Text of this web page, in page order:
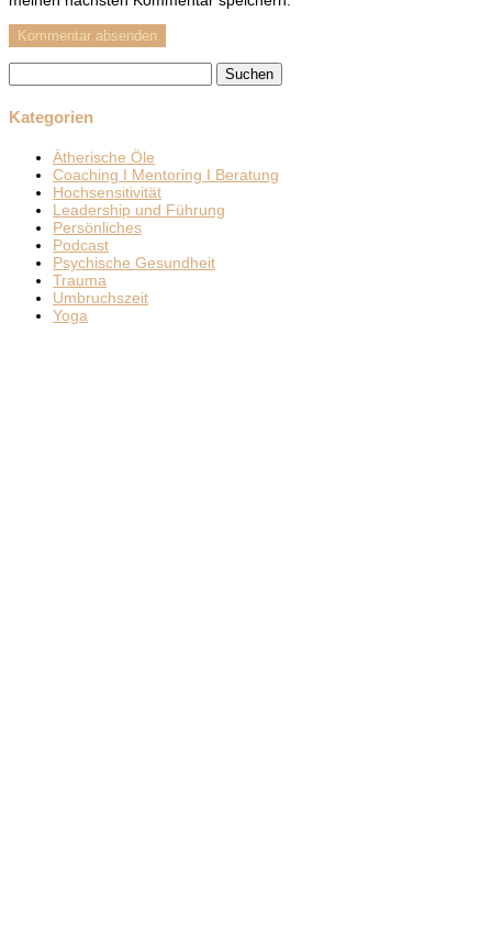
nach:
Kategorien
Ätherische Öle
Coaching I Mentoring I Beratung
Hochsensitivität
Leadership und Führung
Persönliches
Podcast
Psychische Gesundheit
Trauma
Umbruchszeit
Yoga